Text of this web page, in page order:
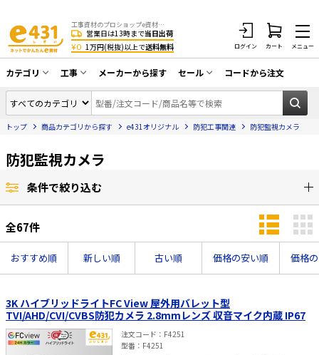
工事資材のプロショップe資材 CATV・アンテナ・防犯・光・LAN・電気・空調工事など
営業日は13時まで当日出荷
¥0 1万円(税抜)以上で送料無料 ログイン カート メニュー
カテゴリ
同軸ケーブル／テレビ用接栓／関連工具
アンテナ・取付金具・ブースター／CATV
配線補助具（モール・結束バンド・テー
プ類 他）
防犯工事関連
光ファイバー・融着接続機関連
ネットワーク機器
エアコン・換気扇・空調資材
工事
CATV・アンテナ工事
光工事・FTTH工事
エアコン・換気扇工事
防犯カメラ工事
LAN配線工事
電気配管工事
照明設置工事
太陽光発電工事
メーカーから探す セール
在庫一掃セール
コードから注文
トップ 商品カテゴリから探す e431オリジナル 防犯工事関連 防犯監視カメラ
防犯監視カメラ
条件で絞り込む
全67件
おすすめ順 新しい順 古い順 価格の安い順 価格
3K ハイブリッドライトFC View 屋外用バレット型
TVI/AHD/CVI/CVBS防犯カメラ 2.8mmレンズ 収音マイク内蔵 IP67
注文コード
F4251
型番
F4251